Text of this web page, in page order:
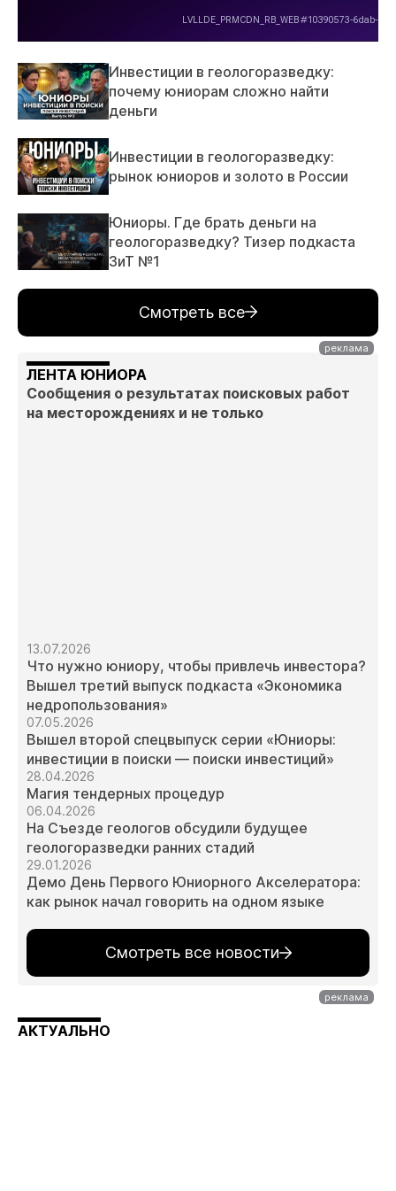
Инвестиции в геологоразведку:
почему юниорам сложно найти
деньги
Инвестиции в геологоразведку:
рынок юниоров и золото в России
Юниоры. Где брать деньги на
геологоразведку? Тизер подкаста
ЗиТ №1
Смотреть все
ЛЕНТА ЮНИОРА
Сообщения о результатах поисковых работ
на месторождениях и не только
13.07.2026
Что нужно юниору, чтобы привлечь инвестора?
Вышел третий выпуск подкаста «Экономика
недропользования»
07.05.2026
Вышел второй спецвыпуск серии «Юниоры:
инвестиции в поиски — поиски инвестиций»
28.04.2026
Магия тендерных процедур
06.04.2026
На Съезде геологов обсудили будущее
геологоразведки ранних стадий
29.01.2026
Демо День Первого Юниорного Акселератора:
как рынок начал говорить на одном языке
Смотреть все новости
АКТУАЛЬНО